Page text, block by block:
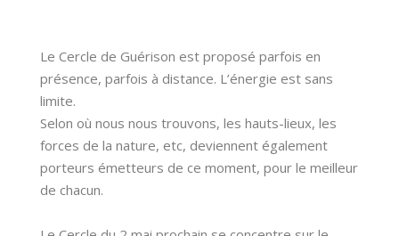
Le Cercle de Guérison est proposé parfois en
présence, parfois à distance. L’énergie est sans
limite.
Selon où nous nous trouvons, les hauts-lieux, les
forces de la nature, etc, deviennent également
porteurs émetteurs de ce moment, pour le meilleur
de chacun.